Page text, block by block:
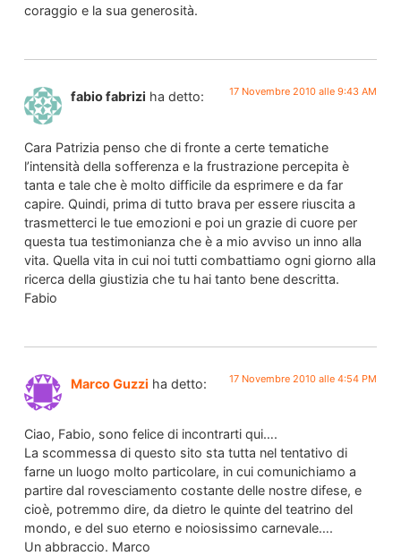
coraggio e la sua generosità.
fabio fabrizi ha detto: 17 Novembre 2010 alle 9:43 AM
Cara Patrizia penso che di fronte a certe tematiche
l’intensità della sofferenza e la frustrazione percepita è
tanta e tale che è molto difficile da esprimere e da far
capire. Quindi, prima di tutto brava per essere riuscita a
trasmetterci le tue emozioni e poi un grazie di cuore per
questa tua testimonianza che è a mio avviso un inno alla
vita. Quella vita in cui noi tutti combattiamo ogni giorno alla
ricerca della giustizia che tu hai tanto bene descritta.
Fabio
Marco Guzzi ha detto: 17 Novembre 2010 alle 4:54 PM
Ciao, Fabio, sono felice di incontrarti qui….
La scommessa di questo sito sta tutta nel tentativo di
farne un luogo molto particolare, in cui comunichiamo a
partire dal rovesciamento costante delle nostre difese, e
cioè, potremmo dire, da dietro le quinte del teatrino del
mondo, e del suo eterno e noiosissimo carnevale….
Un abbraccio. Marco